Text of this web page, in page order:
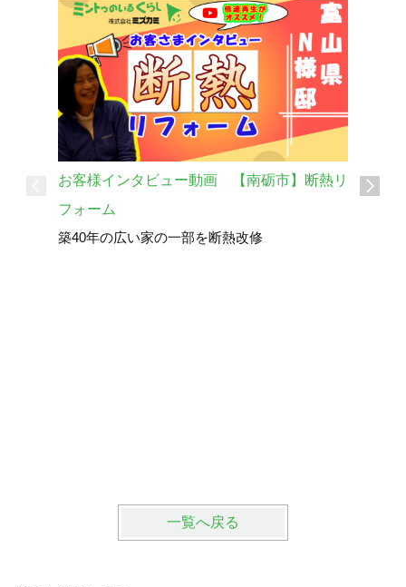
お客様インタビュー動画 【南砺市】断熱リ
フォーム
築40年の広い家の一部を断熱改修
一覧へ戻る